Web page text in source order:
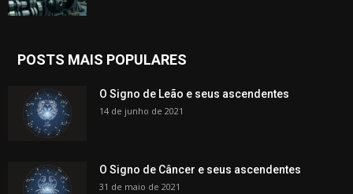
POSTS MAIS POPULARES
O Signo de Leão e seus ascendentes
14 de junho de 2021
O Signo de Câncer e seus ascendentes
31 de maio de 2021